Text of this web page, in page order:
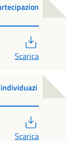
Scarica
Scarica